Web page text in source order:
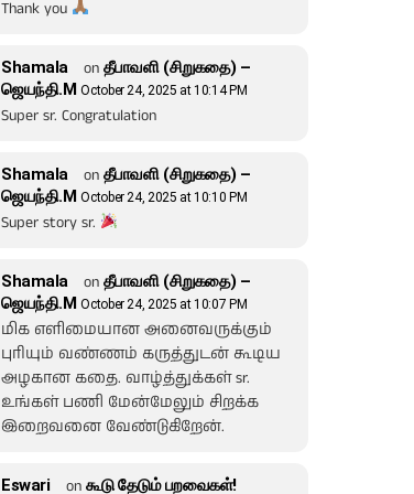
Thank you
Shamala onதீபாவளி (சிறுகதை) –
ஜெயந்தி.M October 24, 2025 at 10:14 PM
Super sr. Congratulation
Shamala onதீபாவளி (சிறுகதை) –
ஜெயந்தி.M October 24, 2025 at 10:10 PM
Super story sr.
Shamala onதீபாவளி (சிறுகதை) –
ஜெயந்தி.M October 24, 2025 at 10:07 PM
மிக எளிமையான அனைவருக்கும்
புரியும் வண்ணம் கருத்துடன் கூடிய
அழகான கதை. வாழ்த்துக்கள் sr.
உங்கள் பணி மேன்மேலும் சிறக்க
இறைவனை வேண்டுகிறேன்.
Eswari on கூடு தேடும் பறவைகள்!